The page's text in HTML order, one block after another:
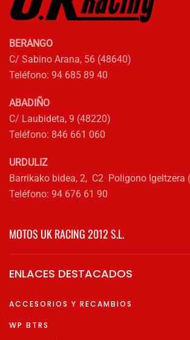
BERANGO
C/ Sabino Arana, 56 (48640)
Teléfono: 94 685 89 40
ABADIÑO
C/ Laubideta, 9 (48220)
Teléfono: 846 661 060
URDULIZ
Barrikako bidea, 2, C2 Poligono Igeltzera
Teléfono: 94 676 61 90
MOTOS UK RACING 2012 S.L.
ENLACES DESTACADOS
ACCESORIOS Y RECAMBIOS
WP BTRS